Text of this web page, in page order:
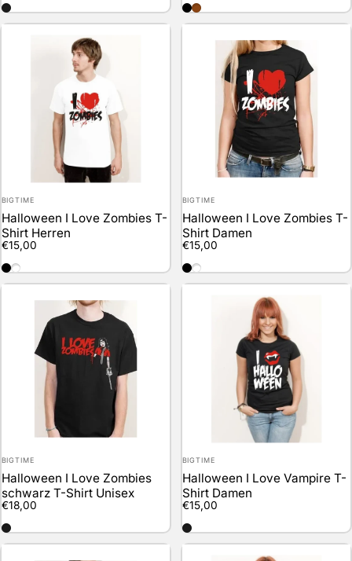
schwarz blackbrown
Anbieter:
BIGTIME
Halloween I Love Zombies T-
Shirt Herren
€15,00
blackweiss
Anbieter:
BIGTIME
Halloween I Love Zombies T-
Shirt Damen
€15,00
blackweiss
Anbieter:
BIGTIME
Halloween I Love Zombies
schwarz T-Shirt Unisex
€18,00
schwarz
Anbieter:
BIGTIME
Halloween I Love Vampire T-
Shirt Damen
€15,00
schwarz